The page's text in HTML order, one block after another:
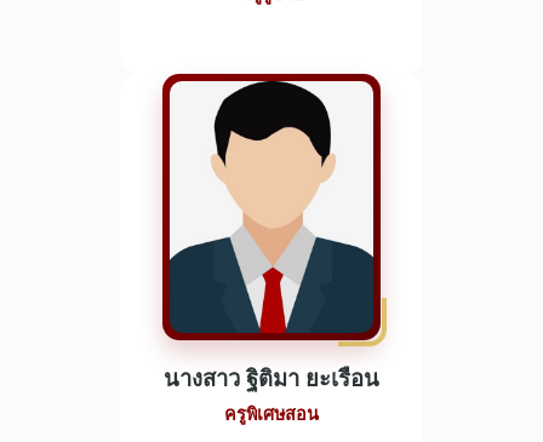
นางสาว ฐิติมา ยะเรือน
ครูพิเศษสอน